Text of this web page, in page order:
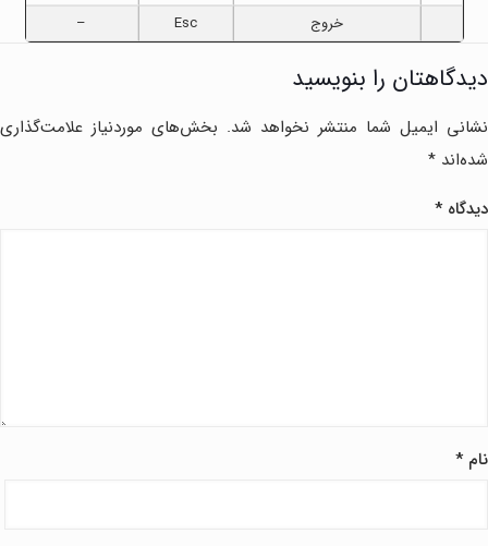
خروج
Esc
–
دیدگاهتان را بنویسید
نشانی ایمیل شما منتشر نخواهد شد. بخش‌های موردنیاز علامت‌گذاری
شده‌اند *
دیدگاه*
نام*